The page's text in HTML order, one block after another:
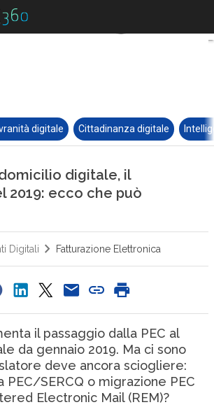
digitale Cittadinanza digitale
digitale, il
2019: ecco che può
Digitali Fatturazione Elettronica
il passaggio dalla PEC al
da gennaio 2019. Ma ci sono
deve ancora sciogliere:
PEC/SERCQ o migrazione PEC
Electronic Mail (REM)?